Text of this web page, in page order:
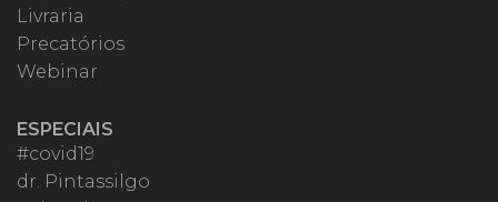
Livraria
Precatórios
Webinar
ESPECIAIS
#covid19
dr. Pintassilgo